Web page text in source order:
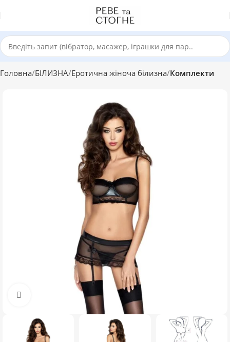
Головна БІЛИЗНА Еротична жіноча білизна Комплекти
Click to enlarge